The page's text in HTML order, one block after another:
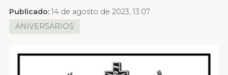
Publicado: 14 de agosto de 2023, 13:07
ANIVERSARIOS